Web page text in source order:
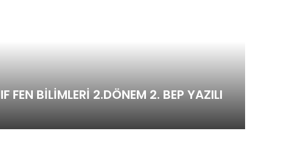
FEN BİLİMLERİ 2.DÖNEM 2. BEP YAZILI